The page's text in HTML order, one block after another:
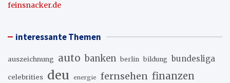
feinsnacker.de
interessante Themen
auszeichnung auto banken berlin bildung bundesliga
celebrities deu energie fernsehen finanzen